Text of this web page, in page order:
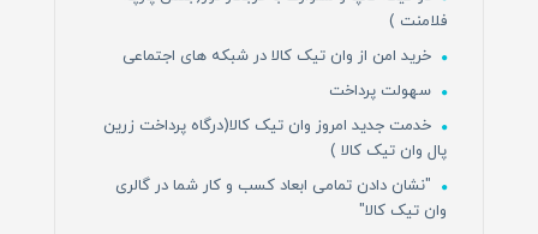
فلامنت )
خرید امن از وان تیک کالا در شبکه های اجتماعی
سهولت پرداخت
خدمت جدید امروز وان تیک کالا(درگاه پرداخت زرین
پال وان تیک کالا )
"نشان دادن تمامی ابعاد کسب و کار شما در گالری
وان تیک کالا"